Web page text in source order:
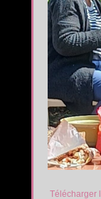
Télécharger